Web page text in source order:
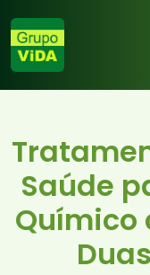
Saúde
Químico